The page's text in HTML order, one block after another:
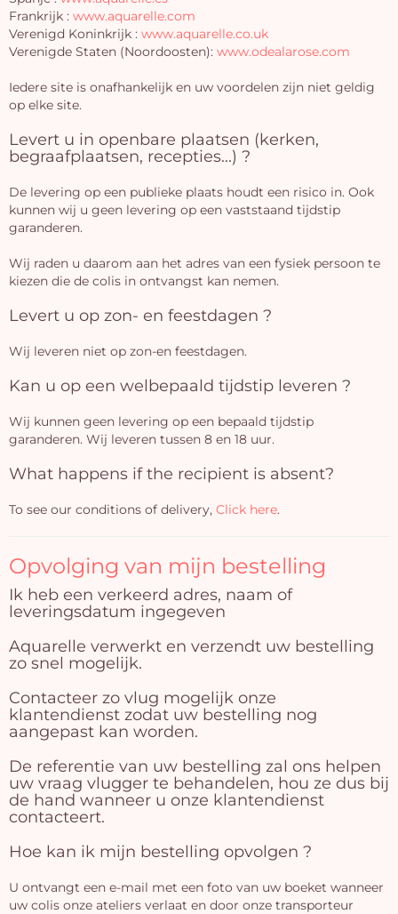
Frankrijk : www.aquarelle.com
Verenigd Koninkrijk : www.aquarelle.co.uk
Verenigde Staten (Noordoosten): www.odealarose.com
Iedere site is onafhankelijk en uw voordelen zijn niet geldig
op elke site.
Levert u in openbare plaatsen (kerken,
begraafplaatsen, recepties...) ?
De levering op een publieke plaats houdt een risico in. Ook
kunnen wij u geen levering op een vaststaand tijdstip
garanderen.
Wij raden u daarom aan het adres van een fysiek persoon te
kiezen die de colis in ontvangst kan nemen.
Levert u op zon- en feestdagen ?
Wij leveren niet op zon-en feestdagen.
Kan u op een welbepaald tijdstip leveren ?
Wij kunnen geen levering op een bepaald tijdstip
garanderen. Wij leveren tussen 8 en 18 uur.
What happens if the recipient is absent?
To see our conditions of delivery, Click here.
Opvolging van mijn bestelling
Ik heb een verkeerd adres, naam of
leveringsdatum ingegeven
Aquarelle verwerkt en verzendt uw bestelling
zo snel mogelijk.
Contacteer zo vlug mogelijk onze
klantendienst zodat uw bestelling nog
aangepast kan worden.
De referentie van uw bestelling zal ons helpen
uw vraag vlugger te behandelen, hou ze dus bij
de hand wanneer u onze klantendienst
contacteert.
Hoe kan ik mijn bestelling opvolgen ?
U ontvangt een e-mail met een foto van uw boeket wanneer
uw colis onze ateliers verlaat en door onze transporteur